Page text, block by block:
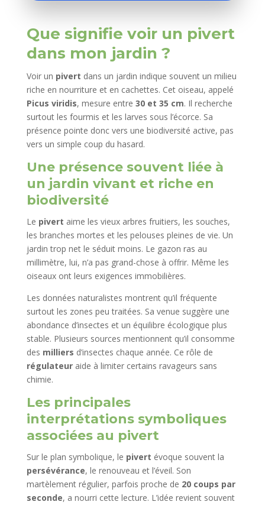
Que signifie voir un pivert
dans mon jardin ?
Voir un pivert dans un jardin indique souvent un milieu
riche en nourriture et en cachettes. Cet oiseau, appelé
Picus viridis, mesure entre 30 et 35 cm. Il recherche
surtout les fourmis et les larves sous l’écorce. Sa
présence pointe donc vers une biodiversité active, pas
vers un simple coup du hasard.
Une présence souvent liée à
un jardin vivant et riche en
biodiversité
Le pivert aime les vieux arbres fruitiers, les souches,
les branches mortes et les pelouses pleines de vie. Un
jardin trop net le séduit moins. Le gazon ras au
millimètre, lui, n’a pas grand-chose à offrir. Même les
oiseaux ont leurs exigences immobilières.
Les données naturalistes montrent qu’il fréquente
surtout les zones peu traitées. Sa venue suggère une
abondance d’insectes et un équilibre écologique plus
stable. Plusieurs sources mentionnent qu’il consomme
des milliers d’insectes chaque année. Ce rôle de
régulateuraide à limiter certains ravageurs sans
chimie.
Les principales
interprétations symboliques
associées au pivert
Sur le plan symbolique, le pivert évoque souvent la
persévérance, le renouveau et l’éveil. Son
martèlement régulier, parfois proche de 20 coups par
seconde, a nourri cette lecture. L’idée revient souvent